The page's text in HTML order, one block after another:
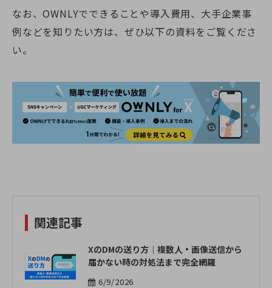
なお、OWNLYでできることや導入費用、大手企業事
例などを知りたい方は、ぜひ以下の資料をご覧くださ
い。
関連記事
XのDMの送り方｜複数人・画像送信から
届かない時の対処法まで完全網羅
6/9/2026